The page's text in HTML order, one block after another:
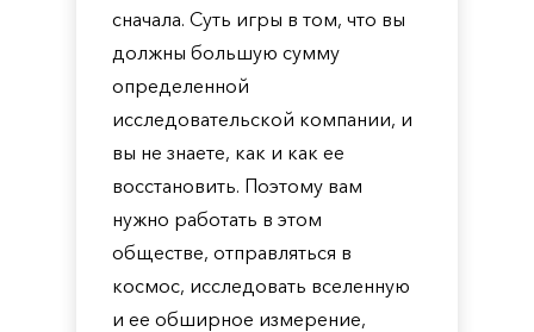
сначала. Суть игры в том, что вы
должны большую сумму
определенной
исследовательской компании, и
вы не знаете, как и как ее
восстановить. Поэтому вам
нужно работать в этом
обществе, отправляться в
космос, исследовать вселенную
и ее обширное измерение,